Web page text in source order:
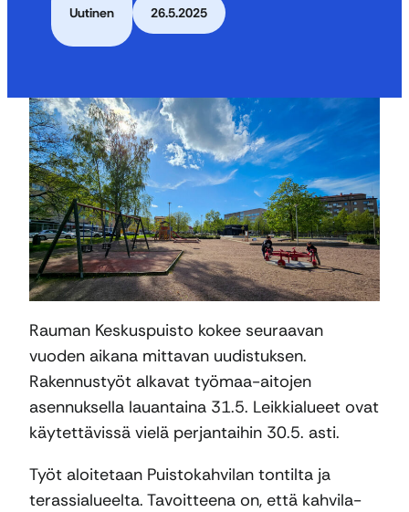
Uutinen 26.5.2025
Rauman Keskuspuisto kokee seuraavan
vuoden aikana mittavan uudistuksen.
Rakennustyöt alkavat työmaa-aitojen
asennuksella lauantaina 31.5. Leikkialueet ovat
käytettävissä vielä perjantaihin 30.5. asti.
Työt aloitetaan Puistokahvilan tontilta ja
terassialueelta. Tavoitteena on, että kahvila-